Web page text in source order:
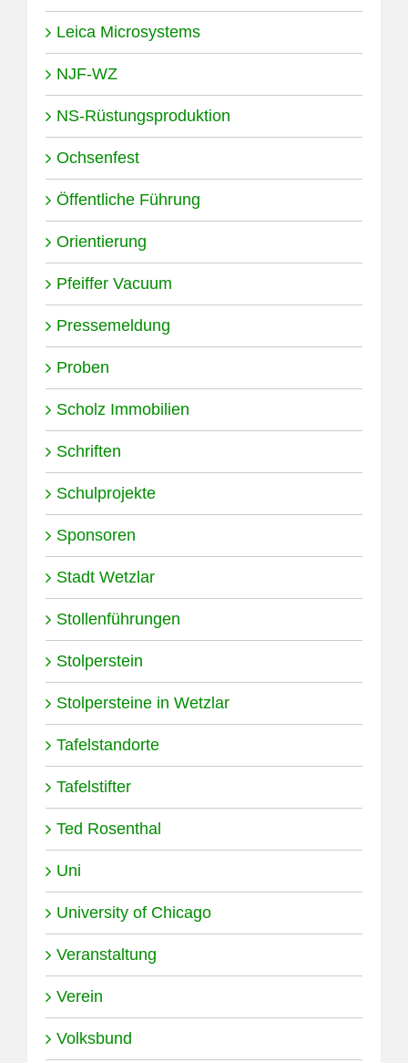
Leica Microsystems
NJF-WZ
NS-Rüstungsproduktion
Ochsenfest
Öffentliche Führung
Orientierung
Pfeiffer Vacuum
Pressemeldung
Proben
Scholz Immobilien
Schriften
Schulprojekte
Sponsoren
Stadt Wetzlar
Stollenführungen
Stolperstein
Stolpersteine in Wetzlar
Tafelstandorte
Tafelstifter
Ted Rosenthal
Uni
University of Chicago
Veranstaltung
Verein
Volksbund